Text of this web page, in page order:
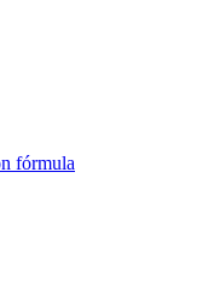
fórmula